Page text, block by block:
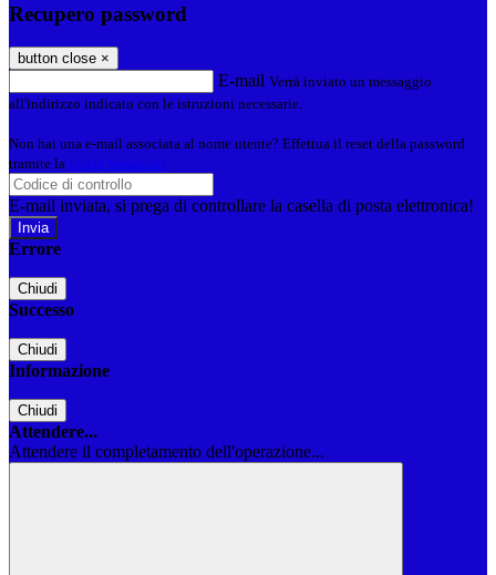
Recupero password
button close ×
E-mail Verrà inviato un messaggio
all'indirizzo indicato con le istruzioni necessarie.
Non hai una e-mail associata al nome utente? Effettua il reset della password
tramite la Login Spaggiari
E-mail inviata, si prega di controllare la casella di posta elettronica!
Errore
Chiudi
Successo
Chiudi
Informazione
Chiudi
Attendere...
Attendere il completamento dell'operazione...